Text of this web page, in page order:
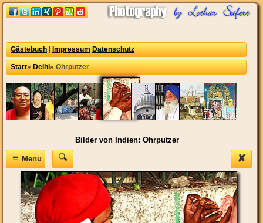
Gästebuch Impressum Datenschutz
Start» Delhi» Ohrputzer
Bilder von Indien: Ohrputzer
✘
≡Menu